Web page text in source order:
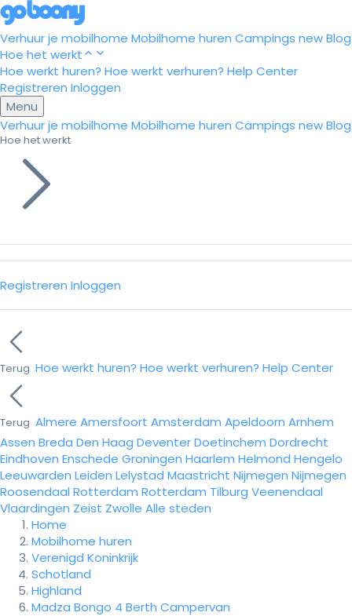
Verhuur je mobilhome Mobilhome huren Campings newBlog
Hoe het werkt
Hoe werkt huren? Hoe werkt verhuren? Help Center
Registreren Inloggen
Menu
Verhuur je mobilhome Mobilhome huren Campings newBlog
Hoe het werkt
Registreren Inloggen
Terug Hoe werkt huren? Hoe werkt verhuren? Help Center
Terug Almere Amersfoort Amsterdam Apeldoorn Arnhem
Assen Breda Den Haag DeventerDoetinchem Dordrecht
Eindhoven Enschede Groningen Haarlem Helmond Hengelo
Leeuwarden Leiden Lelystad Maastricht Nijmegen Nijmegen
Roosendaal Rotterdam Rotterdam Tilburg Veenendaal
Vlaardingen Zeist Zwolle Alle steden
Home
Mobilhome huren
Verenigd Koninkrijk
Schotland
Highland
Madza Bongo 4 Berth Campervan